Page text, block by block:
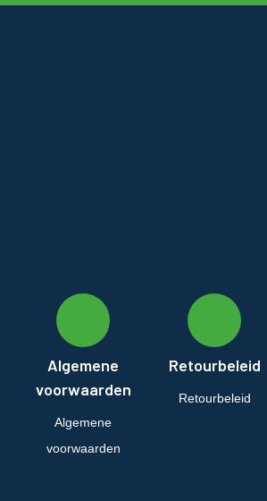
Algemene
voorwaarden
Algemene
voorwaarden
Retourbeleid
Retourbeleid